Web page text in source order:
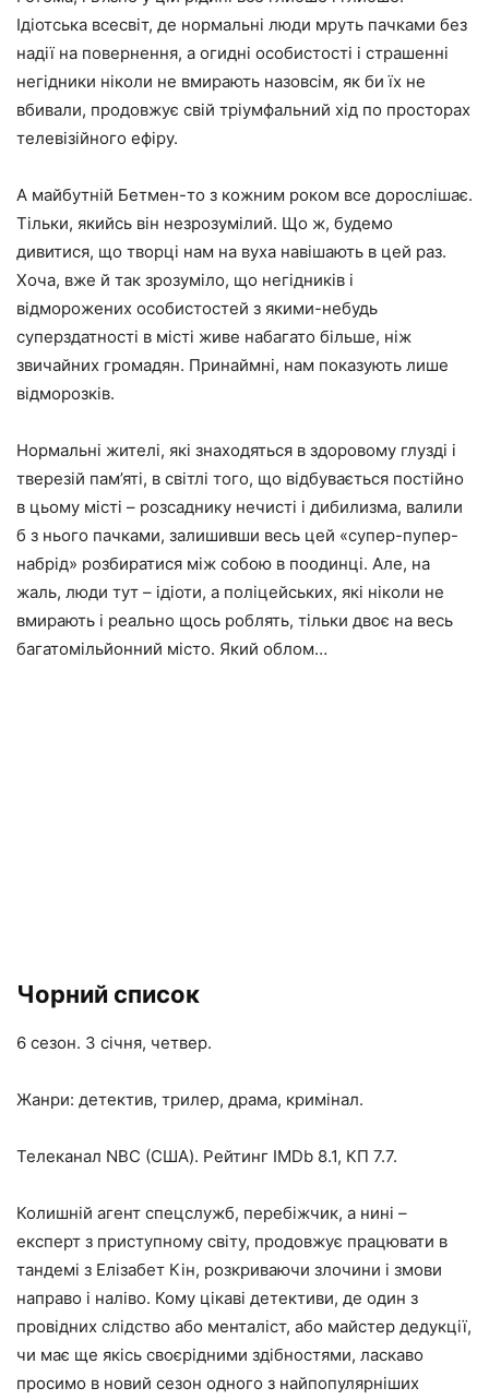
Ідіотська всесвіт, де нормальні люди мруть пачками без
надії на повернення, а огидні особистості і страшенні
негідники ніколи не вмирають назовсім, як би їх не
вбивали, продовжує свій тріумфальний хід по просторах
телевізійного ефіру.
А майбутній Бетмен-то з кожним роком все дорослішає.
Тільки, якийсь він незрозумілий. Що ж, будемо
дивитися, що творці нам на вуха навішають в цей раз.
Хоча, вже й так зрозуміло, що негідників і
відморожених особистостей з якими-небудь
суперздатності в місті живе набагато більше, ніж
звичайних громадян. Принаймні, нам показують лише
відморозків.
Нормальні жителі, які знаходяться в здоровому глузді і
тверезій пам’яті, в світлі того, що відбувається постійно
в цьому місті – розсаднику нечисті і дибилизма, валили
б з нього пачками, залишивши весь цей «супер-пупер-
набрід» розбиратися між собою в поодинці. Але, на
жаль, люди тут – ідіоти, а поліцейських, які ніколи не
вмирають і реально щось роблять, тільки двоє на весь
багатомільйонний місто. Який облом…
Чорний список
6 сезон. 3 січня, четвер.
Жанри: детектив, трилер, драма, кримінал.
Телеканал NBC (США). Рейтинг IMDb 8.1, КП 7.7.
Колишній агент спецслужб, перебіжчик, а нині –
експерт з приступному світу, продовжує працювати в
тандемі з Елізабет Кін, розкриваючи злочини і змови
направо і наліво. Кому цікаві детективи, де один з
провідних слідство або менталіст, або майстер дедукції,
чи має ще якісь своєрідними здібностями, ласкаво
просимо в новий сезон одного з найпопулярніших